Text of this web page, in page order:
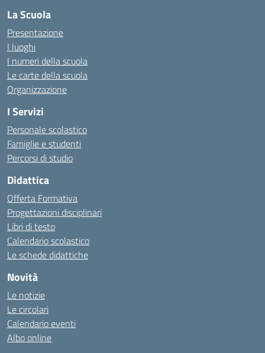
La Scuola
Presentazione
I luoghi
I numeri della scuola
Le carte della scuola
Organizzazione
I Servizi
Personale scolastico
Famiglie e studenti
Percorsi di studio
Didattica
Offerta Formativa
Progettazioni disciplinari
Libri di testo
Calendario scolastico
Le schede didattiche
Novità
Le notizie
Le circolari
Calendario eventi
Albo online